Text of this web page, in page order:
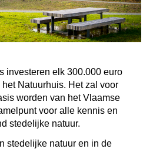
investeren elk 300.000 euro
Natuurhuis. Het zal voor
worden van het Vlaamse
voor alle kennis en
stedelijke natuur.
stedelijke natuur en in de